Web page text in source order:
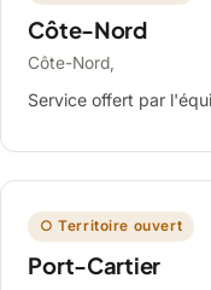
Côte-Nord
Côte-Nord,
Service offert par
○ Territoire ouvert
Port-Cartier